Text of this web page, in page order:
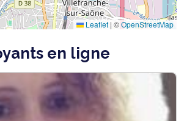
Leaflet | ©OpenStreetMap
en ligne